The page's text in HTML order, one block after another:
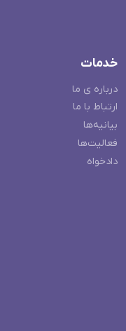
خدمات
درباره ی ما
ارتباط با ما
بیانیه‌ها
فعالیت‌ها
دادخواه